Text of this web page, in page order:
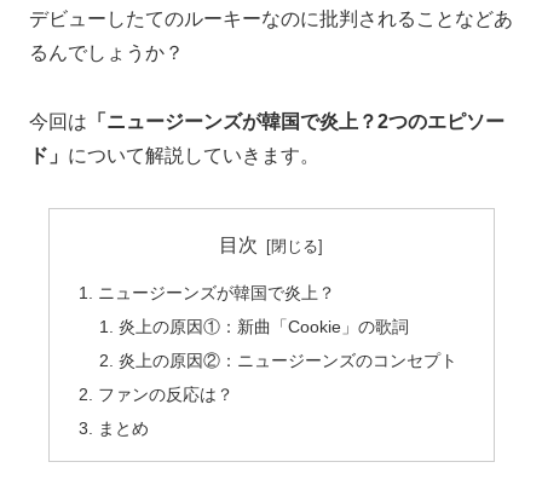
デビューしたてのルーキーなのに批判されることなどあ
るんでしょうか？
今回は 「ニュージーンズが韓国で炎上？2つのエピソー
ド」 について解説していきます。
目次
ニュージーンズが韓国で炎上？
炎上の原因①：新曲「Cookie」の歌詞
炎上の原因②：ニュージーンズのコンセプト
ファンの反応は？
まとめ